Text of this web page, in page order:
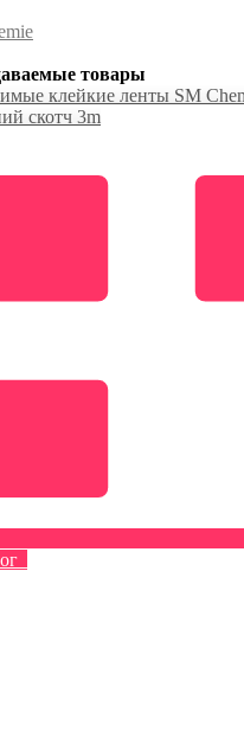
товары
клейкие ленты SM
скотч 3m